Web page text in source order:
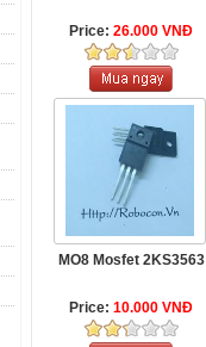
Price: 26.000 VNĐ
MO8 Mosfet 2KS3563
Price: 10.000 VNĐ